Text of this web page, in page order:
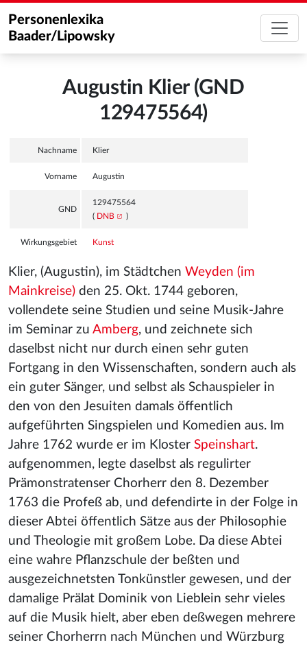
Personenlexika
Baader/Lipowsky
Augustin Klier (GND
129475564)
Nachname Klier
Vorname Augustin
GND
129475564
( DNB )
Wirkungsgebiet Kunst
Klier, (Augustin), im Städtchen Weyden (im
Mainkreise) den 25. Okt. 1744 geboren,
vollendete seine Studien und seine Musik-Jahre
im Seminar zu Amberg, und zeichnete sich
daselbst nicht nur durch einen sehr guten
Fortgang in den Wissenschaften, sondern auch als
ein guter Sänger, und selbst als Schauspieler in
den von den Jesuiten damals öffentlich
aufgeführten Singspielen und Komedien aus. Im
Jahre 1762 wurde er im Kloster Speinshart.
aufgenommen, legte daselbst als regulirter
Prämonstratenser Chorherr den 8. Dezember
1763 die Profeß ab, und defendirte in der Folge in
dieser Abtei öffentlich Sätze aus der Philosophie
und Theologie mit großem Lobe. Da diese Abtei
eine wahre Pflanzschule der beßten und
ausgezeichnetsten Tonkünstler gewesen, und der
damalige Prälat Dominik von Lieblein sehr vieles
auf die Musik hielt, aber eben deßwegen mehrere
seiner Chorherrn nach München und Würzburg